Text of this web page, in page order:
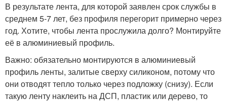
В результате лента, для которой заявлен срок службы в
среднем 5-7 лет, без профиля перегорит примерно через
год. Хотите, чтобы лента прослужила долго? Монтируйте
её в алюминиевый профиль.
Важно: обязательно монтируются в алюминиевый
профиль ленты, залитые сверху силиконом, потому что
они отводят тепло только через подложку (снизу). Если
такую ленту наклеить на ДСП, пластик или дерево, то